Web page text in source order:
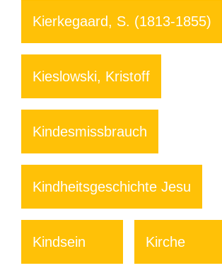
Kierkegaard, S. (1813-1855)
Kieslowski, Kristoff
Kindesmissbrauch
Kindheitsgeschichte Jesu
Kindsein Kirche